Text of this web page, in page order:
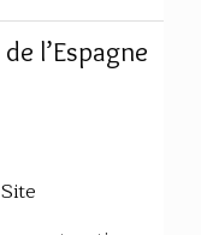
l’Espagne